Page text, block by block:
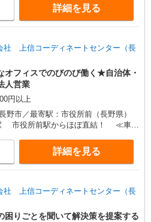
詳細を見る
社 上信コーディネートセンター（長
オフィスでのびのび働く★自治体・
人営業
円以上
野市／最寄駅：市役所前（長野県）
市役所前駅からほぼ直結！ ≪車通
詳細を見る
社 上信コーディネートセンター（長
りごとを聞いて解決策を提案する